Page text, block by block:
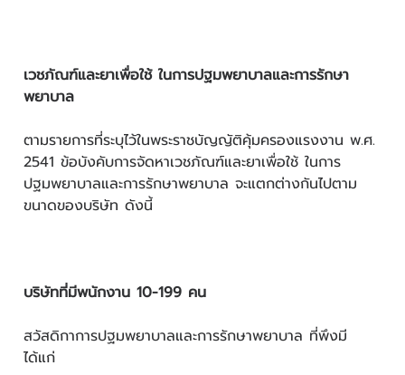
เวชภัณฑ์และยาเพื่อใช้ ในการปฐมพยาบาลและการรักษา
พยาบาล
ตามรายการที่ระบุไว้ในพระราชบัญญัติคุ้มครองแรงงาน พ.ศ.
2541 ข้อบังคับการจัดหาเวชภัณฑ์และยาเพื่อใช้ ในการ
ปฐมพยาบาลและการรักษาพยาบาล จะแตกต่างกันไปตาม
ขนาดของบริษัท ดังนี้
บริษัทที่มีพนักงาน 10-199 คน
สวัสดิกาการปฐมพยาบาลและการรักษาพยาบาล ที่พึงมี
ได้แก่